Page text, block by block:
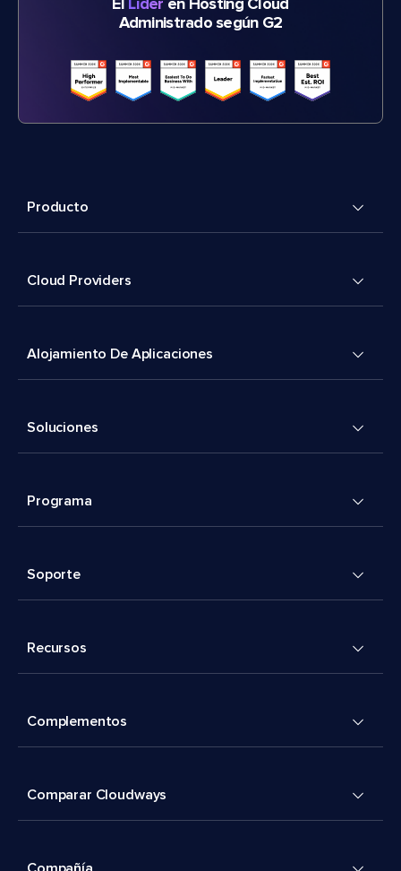
El Líder en Hosting Cloud
Administrado según G2
Producto
Cloud Providers
Alojamiento De Aplicaciones
Soluciones
Programa
Soporte
Recursos
Complementos
Comparar Cloudways